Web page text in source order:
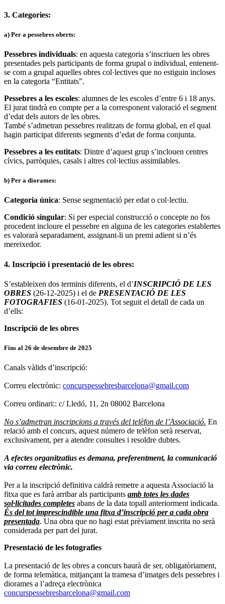
3. Categories:
a) Per a pessebres oberts:
Pessebres individuals: en aquesta categoria s’inscriuen les obres
presentades pels participants de forma grupal o individual, entenent-
se com a grupal aquelles obres col·lectives que no estiguin incloses
en la categoria “Entitats”.
Pessebres a les escoles: alumnes de les escoles d’entre 6 i 18 anys.
El jurat tindrà en compte per a la corresponent valoració el segment
d’edat dels autors de les obres.
També s’admetran pessebres realitzats de forma global, en el qual
hagin participat diferents segments d’edat de forma conjunta.
Pessebres a les entitats: Dintre d’aquest grup s’inclouen centres
cívics, parròquies, casals i altres col·lectius assimilables.
b) Per a diorames:
Categoria única: Sense segmentació per edat o col·lectiu.
Condició singular: Si per especial construcció o concepte no fos
procedent incloure el pessebre en alguna de les categories establertes
es valorarà separadament, assignant-li un premi adient si n’és
mereixedor.
4. Inscripció i presentació de les obres:
S’estableixen dos terminis diferents, el d’INSCRIPCIÓ DE LES
OBRES (26-12-2025) i el de PRESENTACIÓ DE LES
FOTOGRAFIES (16-01-2025). Tot seguit el detall de cada un
d’ells:
Inscripció de les obres
Fins al 26 de desembre de 2025
Canals vàlids d’inscripció:
Correu electrònic: concurspessebresbarcelona@gmail.com
Correu ordinari:: c/ Lledó, 11, 2n 08002 Barcelona
No s’admetran inscripcions a través del telèfon de l’Associació. En
relació amb el concurs, aquest número de telèfon serà reservat,
exclusivament, per a atendre consultes i resoldre dubtes.
A efectes organitzatius es demana, preferentment, la comunicació
via correu electrònic.
Per a la inscripció definitiva caldrà remetre a aquesta Associació la
fitxa que es farà arribar als participants amb totes les dades
sol·licitades completes abans de la data topall anteriorment indicada.
És del tot imprescindible una fitxa d’inscripció per a cada obra
presentada. Una obra que no hagi estat prèviament inscrita no serà
considerada per part del jurat.
Presentació de les fotografies
La presentació de les obres a concurs haurà de ser, obligatòriament,
de forma telemàtica, mitjançant la tramesa d’imatges dels pessebres i
diorames a l’adreça electrònica
concurspessebresbarcelona@gmail.com